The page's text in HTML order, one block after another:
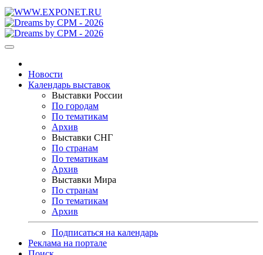
Новости
Календарь выставок
Выставки России
По городам
По тематикам
Архив
Выставки СНГ
По странам
По тематикам
Архив
Выставки Мира
По странам
По тематикам
Архив
Подписаться на календарь
Реклама на портале